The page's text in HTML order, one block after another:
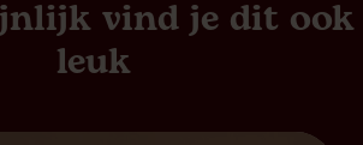
vind je dit ook
leuk